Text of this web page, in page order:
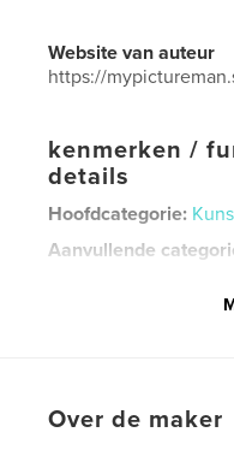
Website van auteur
https://
kenmerken /
details
Hoofdcategorie:
Aanvullende
Datum publiceren:
Over de maker